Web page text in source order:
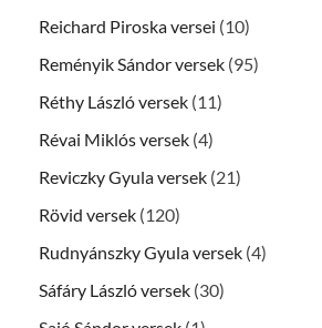
Reichard Piroska versei (10)
Reményik Sándor versek (95)
Réthy László versek (11)
Révai Miklós versek (4)
Reviczky Gyula versek (21)
Rövid versek (120)
Rudnyánszky Gyula versek (4)
Sáfáry László versek (30)